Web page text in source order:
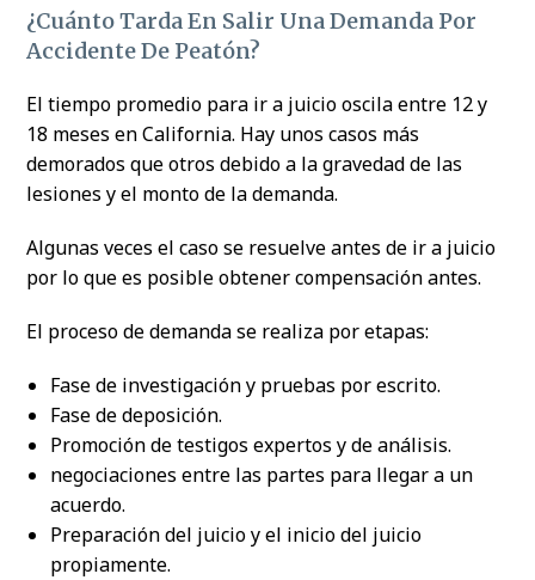
¿Cuánto Tarda En Salir Una Demanda Por
Accidente De Peatón?
El tiempo promedio para ir a juicio oscila entre 12 y
18 meses en California. Hay unos casos más
demorados que otros debido a la gravedad de las
lesiones y el monto de la demanda.
Algunas veces el caso se resuelve antes de ir a juicio
por lo que es posible obtener compensación antes.
El proceso de demanda se realiza por etapas:
Fase de investigación y pruebas por escrito.
Fase de deposición.
Promoción de testigos expertos y de análisis.
negociaciones entre las partes para llegar a un
acuerdo.
Preparación del juicio y el inicio del juicio
propiamente.